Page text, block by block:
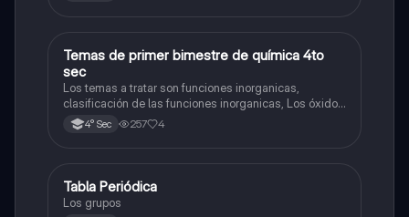
Química
Temas de primer bimestre de química 4to
sec
Los temas a tratar son funciones inorganicas,
clasificación de las funciones inorganicas, Los óxidos
y los óxidos ácidos
4° Sec 257 4
Química
Tabla Periódica
Los grupos